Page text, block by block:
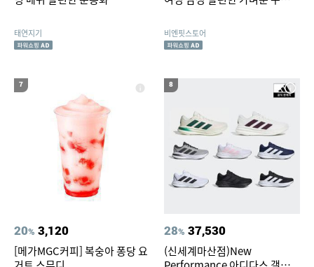
태연지기 비엔핏스토어
7
20% 3,120
[메가MGC커피] 복숭아 퐁당 요
8
28% 37,530
(신세계마산점)New